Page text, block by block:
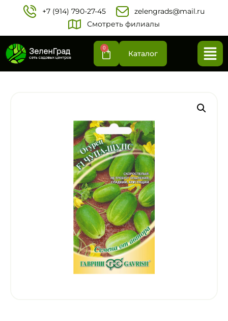
+7 (914) 790-27-45‬
zelengrads@mail.ru
Смотреть филиалы
0
Каталог